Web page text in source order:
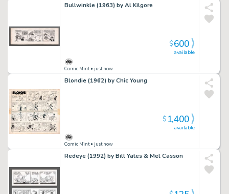
Bullwinkle (1963) by Al Kilgore
Comic Mint• just now
available
$600
Blondie (1962) by Chic Young
Comic Mint• just now
available
$1,400
Redeye (1992) by Bill Yates & Mel Casson